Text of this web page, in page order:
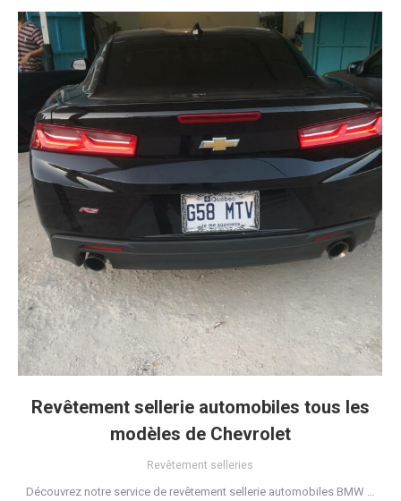
Revêtement sellerie automobiles tous les
modèles de Chevrolet
Revêtement selleries
Découvrez notre service de revêtement sellerie automobiles BMW …